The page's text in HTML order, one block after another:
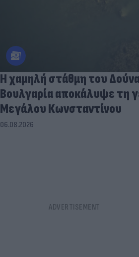
Η χαμηλή στάθμη του
Βουλγαρία αποκάλυψε τη
Μεγάλου Κωνσταντίνου
06.08.2026